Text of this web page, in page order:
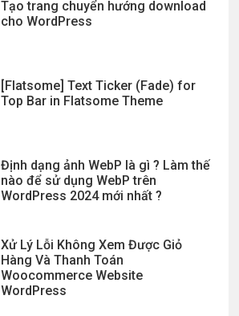
Tạo trang chuyển hướng download
cho WordPress
[Flatsome] Text Ticker (Fade) for
Top Bar in Flatsome Theme
Định dạng ảnh WebP là gì ? Làm thế
nào để sử dụng WebP trên
WordPress 2024 mới nhất ?
Xử Lý Lỗi Không Xem Được Giỏ
Hàng Và Thanh Toán
Woocommerce Website
WordPress